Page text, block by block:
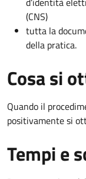
(CNS)
tutta la
della pratica.
Cosa si
Quando il
positivamente si
Tempi e